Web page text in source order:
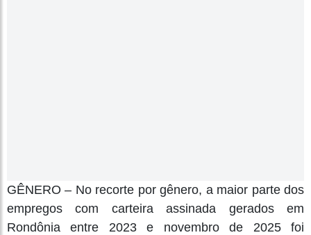
GÊNERO – No recorte por gênero, a maior parte dos
empregos com carteira assinada gerados em
Rondônia entre 2023 e novembro de 2025 foi